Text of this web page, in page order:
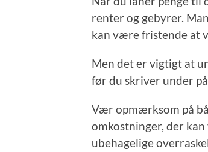
renter og gebyrer.
kan være fristende at
Men det er vigtigt at
før du skriver under
Vær opmærksom på
omkostninger, der
ubehagelige